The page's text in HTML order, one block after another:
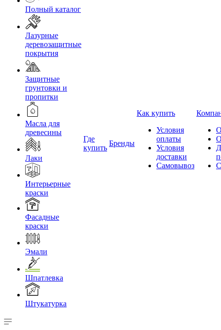
Полный каталог
Лазурные
деревозащитные
покрытия
Защитные
грунтовки и
пропитки
Масла для
древесины
Лаки
Интерьерные
краски
Фасадные
краски
Эмали
Шпатлевка
Штукатурка
Где
купить
Бренды
Как купить
Условия
оплаты
Условия
доставки
Самовывоз